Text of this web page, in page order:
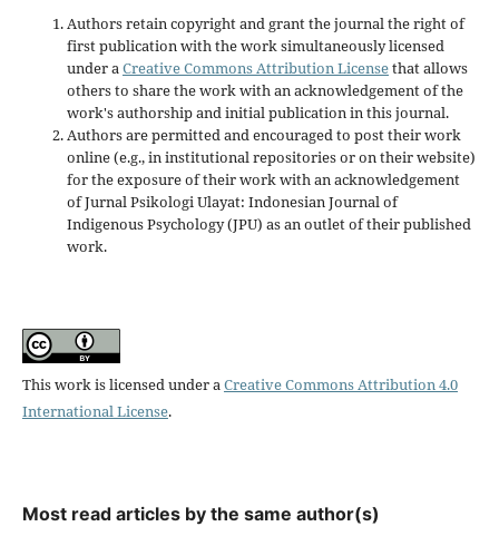
Authors retain copyright and grant the journal the right of
first publication with the work simultaneously licensed
under aCreative Commons Attribution Licensethat allows
others to share the work with an acknowledgement of the
work's authorship and initial publication in this journal.
Authors are permitted and encouraged to post their work
online (e.g., in institutional repositories or on their website)
for the exposure of their work with an acknowledgement
of Jurnal Psikologi Ulayat: Indonesian Journal of
Indigenous Psychology (JPU) as an outlet of their published
work.
This work is licensed under aCreative Commons Attribution 4.0
International License.
Most read articles by the same author(s)